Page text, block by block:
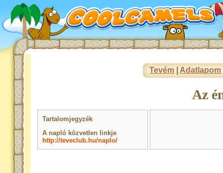
Tevém Adatlapom
Az
Tartalomjegyzék
A napló közvetlen linkje
http://teveclub.hu/naplo/